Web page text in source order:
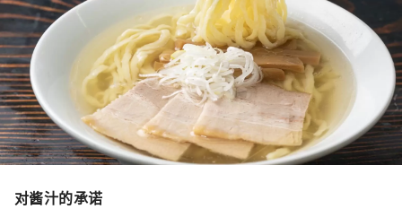
对酱汁的承诺